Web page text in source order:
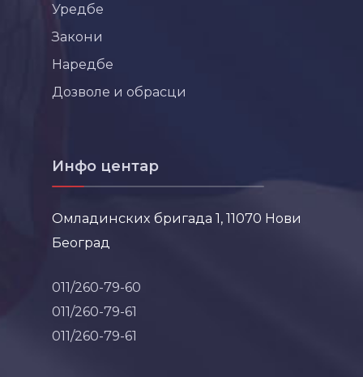
Уредбе
Закони
Наредбе
Дозволе и обрасци
Инфо центар
Омладинских бригада 1, 11070 Нови
Београд
011/260-79-60
011/260-79-61
011/260-79-61